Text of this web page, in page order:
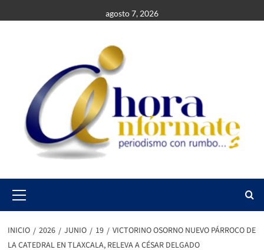
al
agosto 7, 2026
Menu
INICIO 2026 JUNIO 19
VICTORINO OSORNO NUEVO PÁRROCO DE
LA CATEDRAL EN TLAXCALA, RELEVA A CÉSAR DELGADO